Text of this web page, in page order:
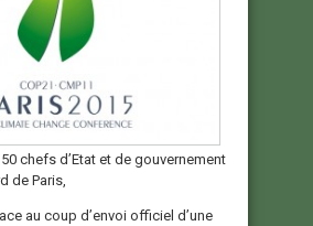
chefs d’Etat et de gouvernement
de Paris,
au coup d’envoi officiel d’une